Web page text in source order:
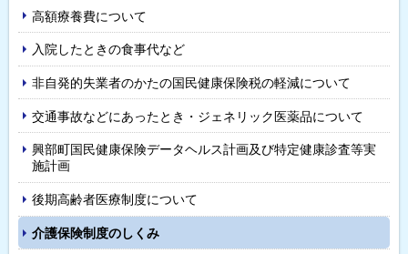
ュ
ー
高額療養費について
入院したときの食事代など
非自発的失業者のかたの国民健康保険税の軽減について
交通事故などにあったとき・ジェネリック医薬品について
興部町国民健康保険データヘルス計画及び特定健康診査等実
施計画
後期高齢者医療制度について
介護保険制度のしくみ